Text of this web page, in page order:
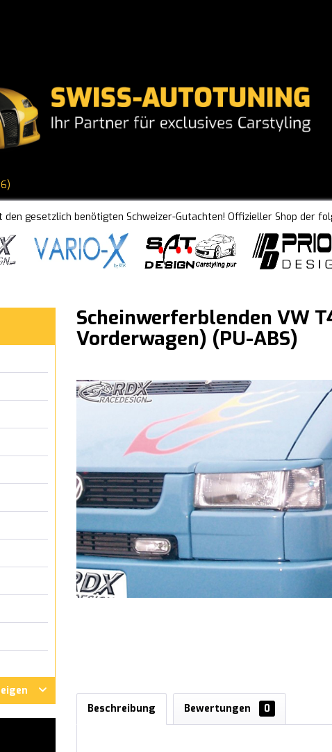
gesetzlich benötigten Schweizer-Gutachten! Offizieller Shop der
Scheinwerferblenden VW
Vorderwagen) (PU-ABS)
Beschreibung Bewertungen 0